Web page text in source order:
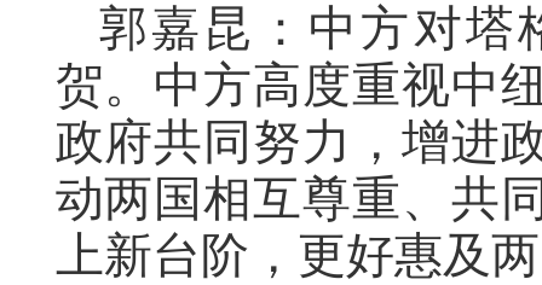
郭嘉昆：中方对塔
贺。中方高度重视中
政府共同努力，增进
动两国相互尊重、共
上新台阶，更好惠及